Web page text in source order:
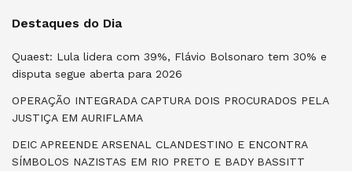
Destaques do Dia
Quaest: Lula lidera com 39%, Flávio Bolsonaro tem 30% e
disputa segue aberta para 2026
OPERAÇÃO INTEGRADA CAPTURA DOIS PROCURADOS PELA
JUSTIÇA EM AURIFLAMA
DEIC APREENDE ARSENAL CLANDESTINO E ENCONTRA
SÍMBOLOS NAZISTAS EM RIO PRETO E BADY BASSITT